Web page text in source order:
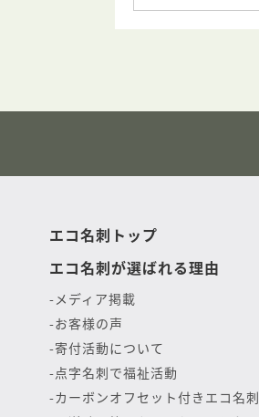
エコ名刺トップ
エコ名刺が選ばれる理由
メディア掲載
お客様の声
寄付活動について
点字名刺で福祉活動
カーボンオフセット付きエコ名刺